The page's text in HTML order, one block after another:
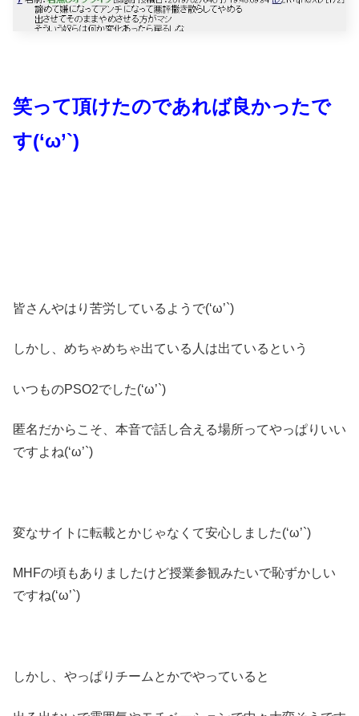
笑って頂けたのであれば良かったで
す(‘ω’`)
皆さんやはり苦労しているようで(‘ω’`)
しかし、めちゃめちゃ出ている人は出ているという
いつものPSO2でした(‘ω’`)
匿名だからこそ、本音で話し合える場所ってやっぱりいい
ですよね(‘ω’`)
変なサイトに転載とかじゃなくて安心しました(‘ω’`)
MHFの頃もありましたけど授業参観みたいで恥ずかしい
ですね(‘ω’`)
しかし、やっぱりチームとかでやっていると